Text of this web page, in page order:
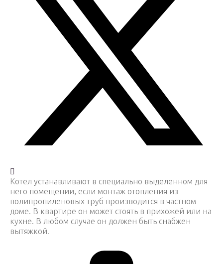
Котел устанавливают в специально выделенном для
него помещении, если монтаж отопления из
полипропиленовых труб производится в частном
доме. В квартире он может стоять в прихожей или на
кухне. В любом случае он должен быть снабжен
вытяжкой.